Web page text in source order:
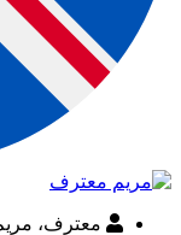
معترف، مریم